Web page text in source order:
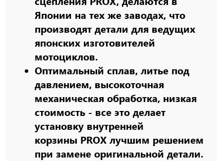
Японии на тех же заводах, что
производят детали для ведущих
японских изготовителей
мотоциклов.
Оптимальный сплав, литье под
давлением, высокоточная
механическая обработка, низкая
стоимость - все это делает
установку внутренней
корзины PROX лучшим решением
при замене оригинальной детали.